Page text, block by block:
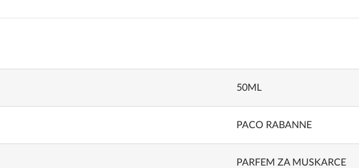
50ML
PACO RABANNE
PARFEM ZA MUSKARCE